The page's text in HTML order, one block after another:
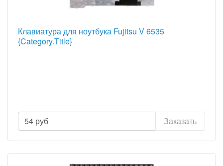
Клавиатура для ноутбука Fujitsu V 6535
{Category.Title}
54 руб Заказать